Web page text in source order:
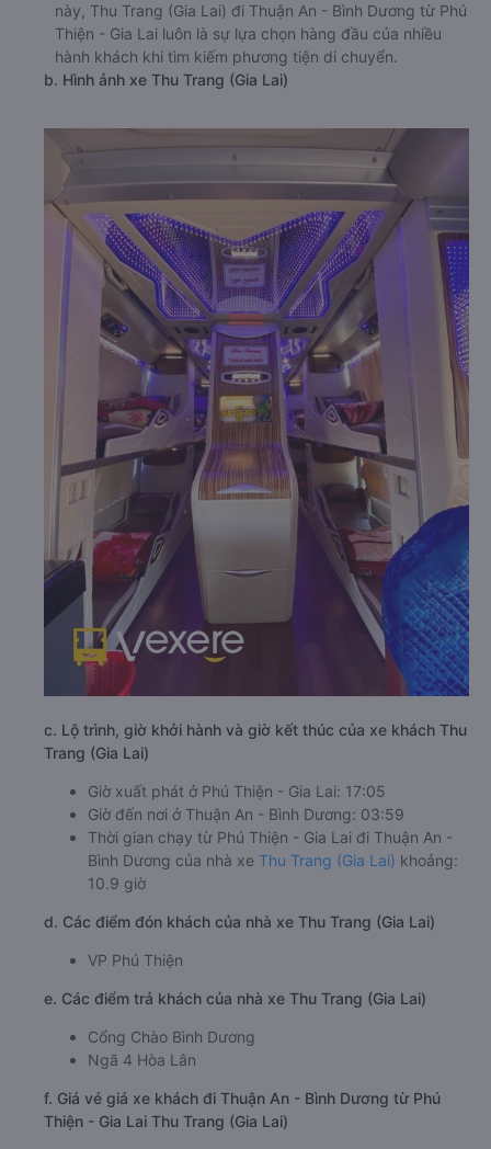
này, Thu Trang (Gia Lai) đi Thuận An - Bình Dương từ Phú
Thiện - Gia Lai luôn là sự lựa chọn hàng đầu của nhiều
hành khách khi tìm kiếm phương tiện di chuyển.
b. Hình ảnh xe Thu Trang (Gia Lai)
c. Lộ trình, giờ khởi hành và giờ kết thúc của xe khách Thu
Trang (Gia Lai)
Giờ xuất phát ở Phú Thiện - Gia Lai: 17:05
Giờ đến nơi ở Thuận An - Bình Dương: 03:59
Thời gian chạy từ Phú Thiện - Gia Lai đi Thuận An -
Bình Dương của nhà xe Thu Trang (Gia Lai) khoảng:
10.9 giờ
d. Các điểm đón khách của nhà xe Thu Trang (Gia Lai)
VP Phú Thiện
e. Các điểm trả khách của nhà xe Thu Trang (Gia Lai)
Cổng Chào Bình Dương
Ngã 4 Hòa Lân
f. Giá vé giá xe khách đi Thuận An - Bình Dương từ Phú
Thiện - Gia Lai Thu Trang (Gia Lai)